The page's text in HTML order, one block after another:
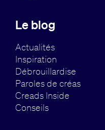
Le blog
Actualités
Inspiration
Débrouillardise
Paroles de créas
Creads Inside
Conseils